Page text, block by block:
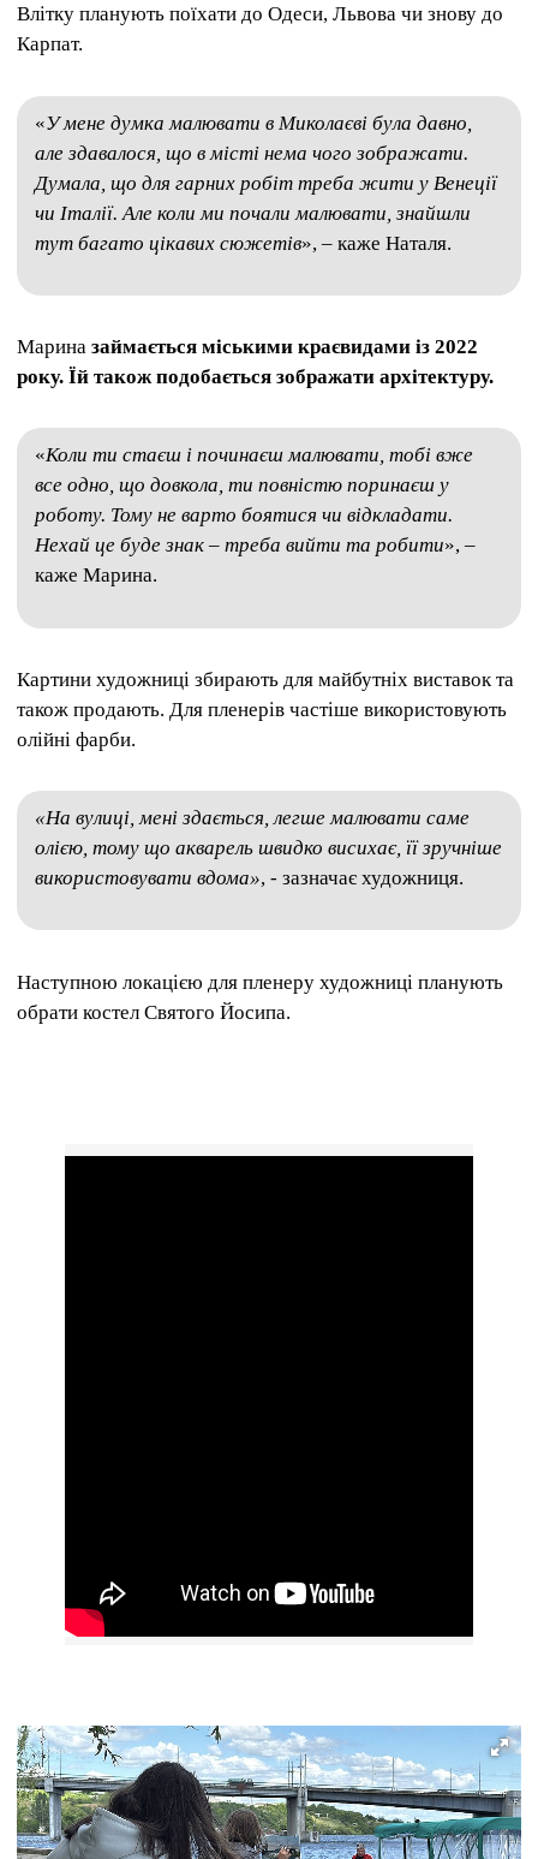
Влітку планують поїхати до Одеси, Львова чи знову до
Карпат.
«У мене думка малювати в Миколаєві була давно,
але здавалося, що в місті нема чого зображати.
Думала, що для гарних робіт треба жити у Венеції
чи Італії. Але коли ми почали малювати, знайшли
тут багато цікавих сюжетів», – каже Наталя.
Марина займається міськими краєвидами із 2022
року. Їй також подобається зображати архітектуру.
«Коли ти стаєш і починаєш малювати, тобі вже
все одно, що довкола, ти повністю поринаєш у
роботу. Тому не варто боятися чи відкладати.
Нехай це буде знак – треба вийти та робити», –
каже Марина.
Картини художниці збирають для майбутніх виставок та
також продають. Для пленерів частіше використовують
олійні фарби.
«На вулиці, мені здається, легше малювати саме
олією, тому що акварель швидко висихає, її зручніше
використовувати вдома», - зазначає художниця.
Наступною локацією для пленеру художниці планують
обрати костел Святого Йосипа.